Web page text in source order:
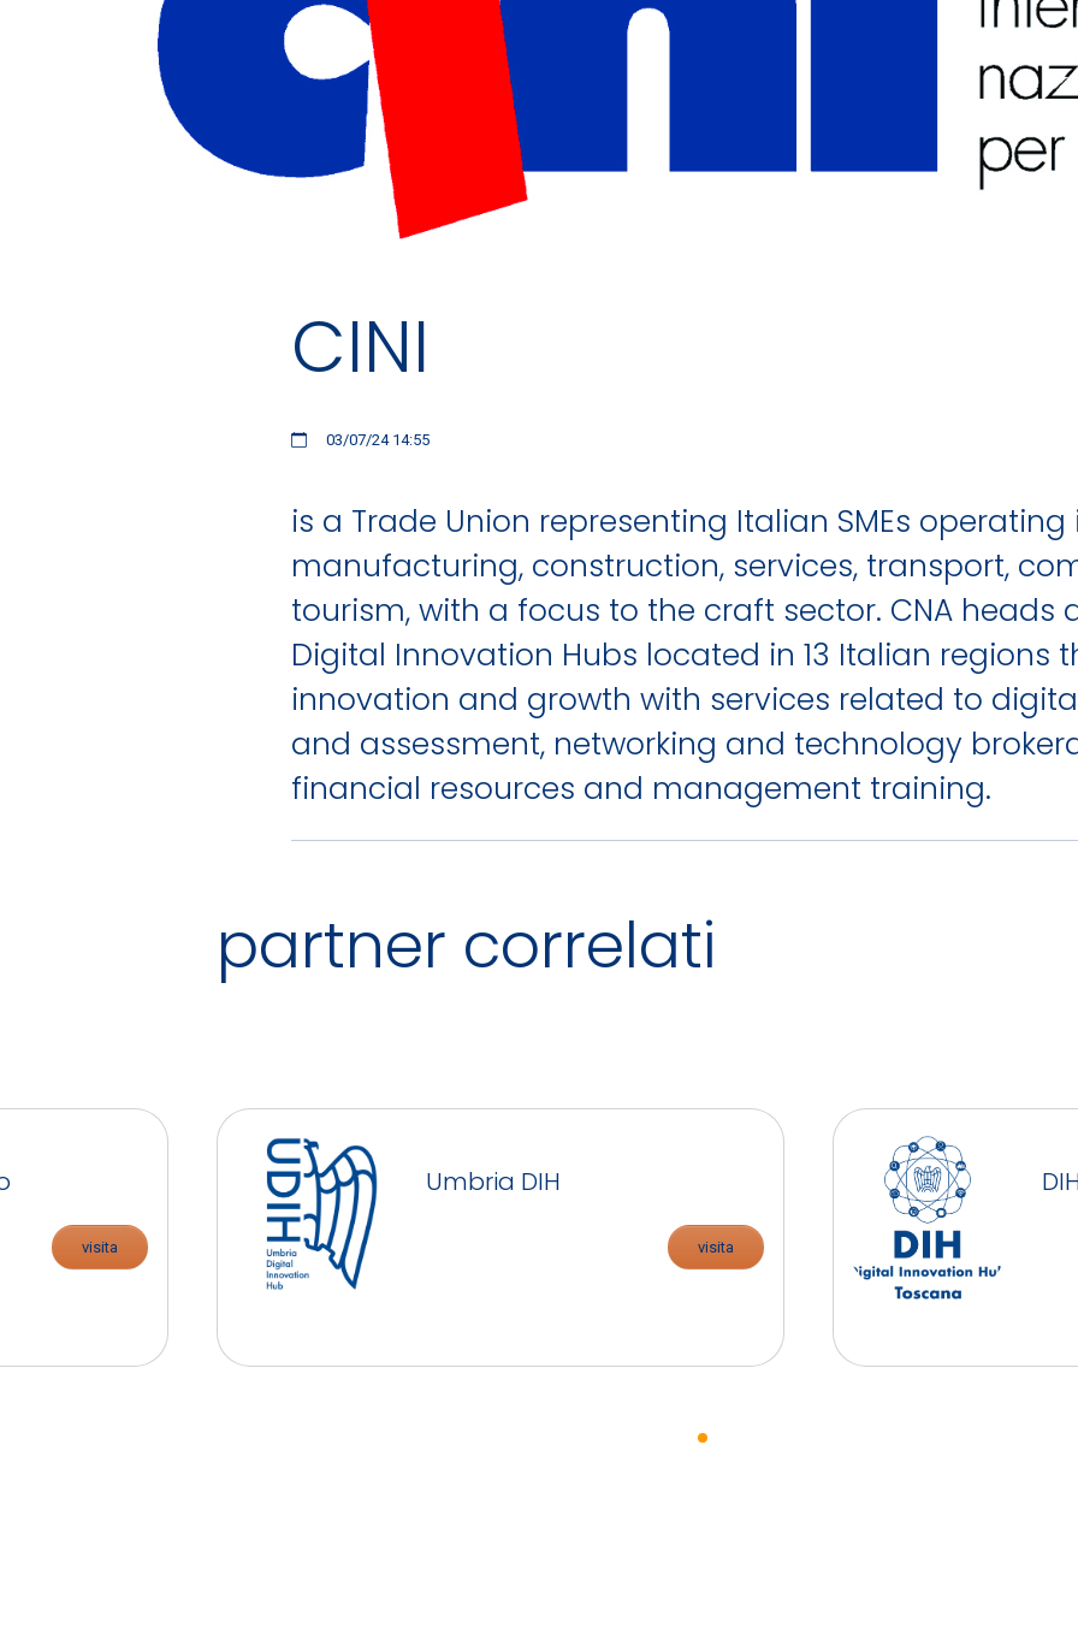
CINI
03/07/24 14:55
is a Trade Union representing Italian SMEs operating
manufacturing, construction, services, transport,
tourism, with a focus to the craft sector. CNA heads
Digital Innovation Hubs located in 13 Italian regions
innovation and growth with services related to
and assessment, networking and technology
financial resources and management training.
partner correlati
visita
Umbria DIH
visita